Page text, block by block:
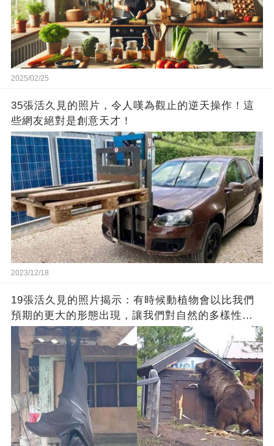
2025/02/25
35張活久見的照片，令人嘆為觀止的逆天操作！這
些網友絕對是創意天才！
2023/12/18
19張活久見的照片揭示：有時候動植物會以比我們
預期的更大的形態出現，讓我們對自然的多樣性感
到驚嘆